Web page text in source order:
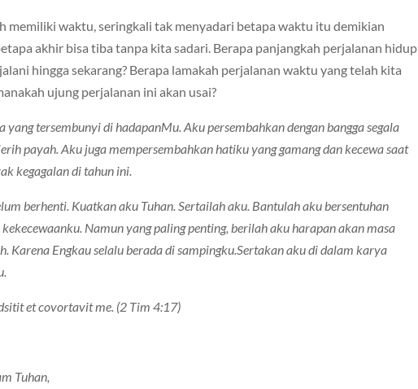
memiliki waktu, seringkali tak menyadari betapa waktu itu demikian
akhir bisa tiba tanpa kita sadari. Berapa panjangkah perjalanan hidup
hingga sekarang? Berapa lamakah perjalanan waktu yang telah kita
ujung perjalanan ini akan usai?
yang tersembunyi di hadapanMu. Aku persembahkan dengan bangga segala
payah. Aku juga mempersembahkan hatiku yang gamang dan kecewa saat
kegagalan di tahun ini.
berhenti. Kuatkan aku Tuhan. Sertailah aku. Bantulah aku bersentuhan
Namun yang paling penting, berilah aku harapan akan masa
Karena Engkau selalu berada di sampingku.Sertakan aku di dalam karya
et covortavit me. (2 Tim 4:17)
Tuhan,